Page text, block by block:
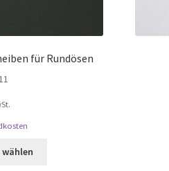
für Rundösen